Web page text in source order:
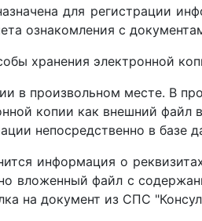
для регистрации
ознакомления с
хранения электронной
в произвольном месте. В
копии как внешний файл
непосредственно в базе
информация о
вложенный файл с
на документ из СПС